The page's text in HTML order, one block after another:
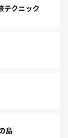
テクニック
島